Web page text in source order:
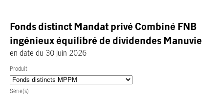
Fonds distinct Mandat privé Combiné FNB
ingénieux équilibré de dividendes Manuvie
en date du 30 juin 2026
Produit
Série(s)